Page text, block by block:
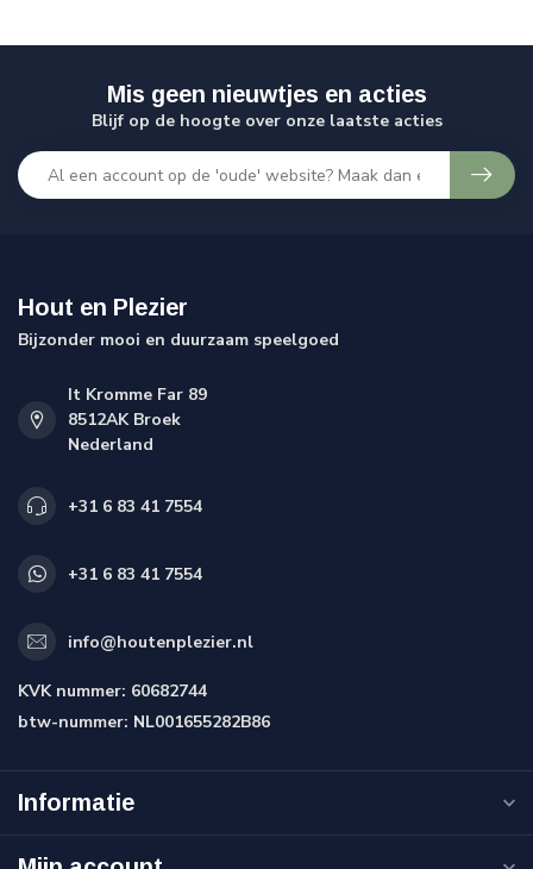
Mis geen nieuwtjes en acties
Blijf op de hoogte over onze laatste acties
Hout en Plezier
Bijzonder mooi en duurzaam speelgoed
It Kromme Far 89
8512AK Broek
Nederland
+31 6 83 41 7554
+31 6 83 41 7554
info@houtenplezier.nl
KVK nummer: 60682744
btw-nummer: NL001655282B86
Informatie